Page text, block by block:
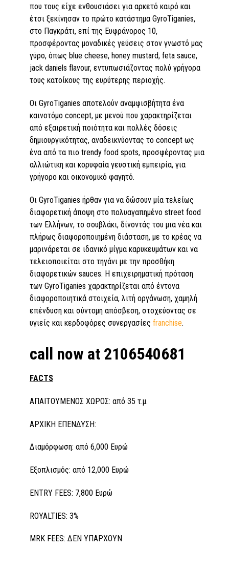
που τους είχε ενθουσιάσει για αρκετό καιρό και
έτσι ξεκίνησαν το πρώτο κατάστημα GyroTiganies,
στο Παγκράτι, επί της Ευφράνορος 10,
προσφέροντας μοναδικές γεύσεις στον γνωστό μας
γύρο, όπως blue cheese, honey mustard, feta sauce,
jack daniels flavour, εντυπωσιάζοντας πολύ γρήγορα
τους κατοίκους της ευρύτερης περιοχής.
Οι GyroTiganies αποτελούν αναμφισβήτητα ένα
καινοτόμο concept, με μενού που χαρακτηρίζεται
από εξαιρετική ποιότητα και πολλές δόσεις
δημιουργικότητας, αναδεικνύοντας το concept ως
ένα από τα πιο trendy food spots, προσφέροντας μια
αλλιώτικη και κορυφαία γευστική εμπειρία, για
γρήγορο και οικονομικό φαγητό.
Οι GyroTiganies ήρθαν για να δώσουν μία τελείως
διαφορετική άποψη στο πολυαγαπημένο street food
των Ελλήνων, το σουβλάκι, δίνοντάς του μια νέα και
πλήρως διαφοροποιημένη διάσταση, με το κρέας να
μαρινάρεται σε ιδανικό μίγμα καρυκευμάτων και να
τελειοποιείται στο τηγάνι με την προσθήκη
διαφορετικών sauces. Η επιχειρηματική πρόταση
των GyroTiganies χαρακτηρίζεται από έντονα
διαφοροποιητικά στοιχεία, λιτή οργάνωση, χαμηλή
επένδυση και σύντομη απόσβεση, στοχεύοντας σε
υγιείς και κερδοφόρες συνεργασίες franchise.
call now at 2106540681
FACTS
ΑΠΑΙΤΟΥΜΕΝΟΣ ΧΩΡΟΣ: από 35 τ.μ.
ΑΡΧΙΚΗ ΕΠΕΝΔΥΣΗ:
Διαμόρφωση: από 6,000 Ευρώ
Εξοπλισμός: από 12,000 Ευρώ
ENTRY FEES: 7,800 Ευρώ
ROYALTIES: 3%
MRK FEES: ΔΕΝ ΥΠΑΡΧΟΥΝ